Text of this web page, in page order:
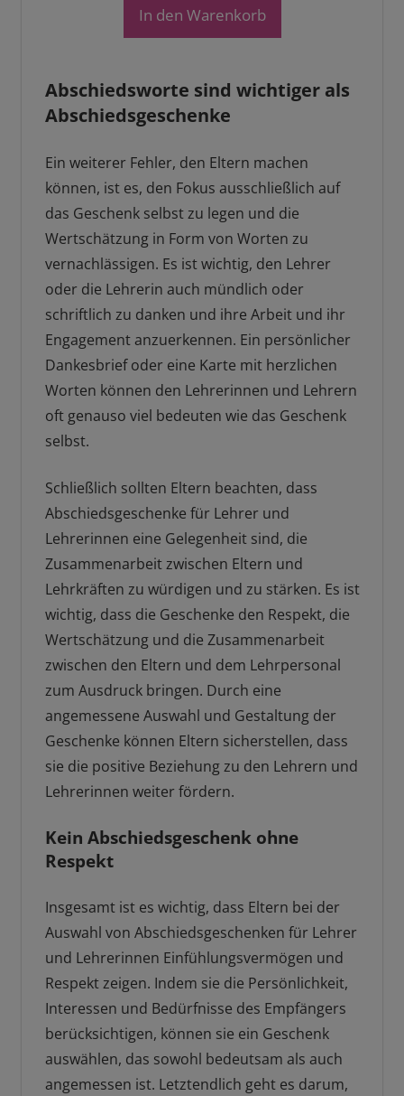
In den Warenkorb
Abschiedsworte sind wichtiger als
Abschiedsgeschenke
Ein weiterer Fehler, den Eltern machen
können, ist es, den Fokus ausschließlich auf
das Geschenk selbst zu legen und die
Wertschätzung in Form von Worten zu
vernachlässigen. Es ist wichtig, den Lehrer
oder die Lehrerin auch mündlich oder
schriftlich zu danken und ihre Arbeit und ihr
Engagement anzuerkennen. Ein persönlicher
Dankesbrief oder eine Karte mit herzlichen
Worten können den Lehrerinnen und Lehrern
oft genauso viel bedeuten wie das Geschenk
selbst.
Schließlich sollten Eltern beachten, dass
Abschiedsgeschenke für Lehrer und
Lehrerinnen eine Gelegenheit sind, die
Zusammenarbeit zwischen Eltern und
Lehrkräften zu würdigen und zu stärken. Es ist
wichtig, dass die Geschenke den Respekt, die
Wertschätzung und die Zusammenarbeit
zwischen den Eltern und dem Lehrpersonal
zum Ausdruck bringen. Durch eine
angemessene Auswahl und Gestaltung der
Geschenke können Eltern sicherstellen, dass
sie die positive Beziehung zu den Lehrern und
Lehrerinnen weiter fördern.
Kein Abschiedsgeschenk ohne
Respekt
Insgesamt ist es wichtig, dass Eltern bei der
Auswahl von Abschiedsgeschenken für Lehrer
und Lehrerinnen Einfühlungsvermögen und
Respekt zeigen. Indem sie die Persönlichkeit,
Interessen und Bedürfnisse des Empfängers
berücksichtigen, können sie ein Geschenk
auswählen, das sowohl bedeutsam als auch
angemessen ist. Letztendlich geht es darum,